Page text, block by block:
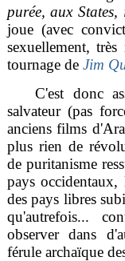
purée, aux
joue (avec
sexuellement,
tournage de Jim
C'est donc
salvateur (pas
anciens films
plus rien de
de puritanisme
pays
des pays libres
qu'autrefois...
observer dans
férule archaïque